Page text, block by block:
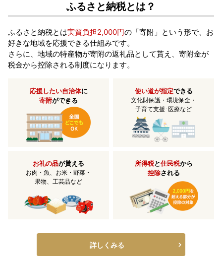
ふるさと納税とは？
ふるさと納税とは実質負担2,000円の「寄附」という形で、お
好きな地域を応援できる仕組みです。
さらに、地域の特産物が寄附の返礼品として貰え、寄附金が
税金から控除される制度になります。
応援したい自治体に
寄附ができる
使い道が指定できる
文化財保護・環境保全・
子育て支援･医療など
お礼の品が貰える
お肉・魚、お米・野菜・
果物、工芸品など
所得税と住民税から
控除される
詳しくみる